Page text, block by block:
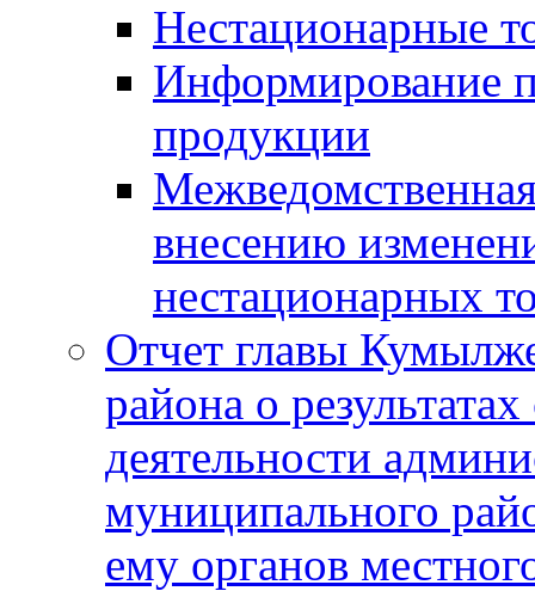
Нестационарные
Информирование
продукции
внесению
нестационарных
Отчет главы
района о
деятельности
муниципального
ему органов